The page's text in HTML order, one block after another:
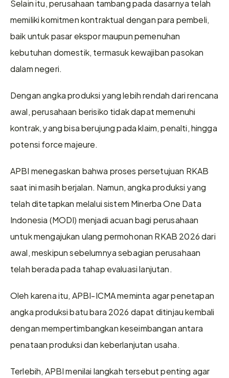
Selain itu, perusahaan tambang pada dasarnya telah
memiliki komitmen kontraktual dengan para pembeli,
baik untuk pasar ekspor maupun pemenuhan
kebutuhan domestik, termasuk kewajiban pasokan
dalam negeri.
Dengan angka produksi yang lebih rendah dari rencana
awal, perusahaan berisiko tidak dapat memenuhi
kontrak, yang bisa berujung pada klaim, penalti, hingga
potensi force majeure.
APBI menegaskan bahwa proses persetujuan RKAB
saat ini masih berjalan. Namun, angka produksi yang
telah ditetapkan melalui sistem Minerba One Data
Indonesia (MODI) menjadi acuan bagi perusahaan
untuk mengajukan ulang permohonan RKAB 2026 dari
awal, meskipun sebelumnya sebagian perusahaan
telah berada pada tahap evaluasi lanjutan.
Oleh karena itu, APBI-ICMA meminta agar penetapan
angka produksi batu bara 2026 dapat ditinjau kembali
dengan mempertimbangkan keseimbangan antara
penataan produksi dan keberlanjutan usaha.
Terlebih, APBI menilai langkah tersebut penting agar